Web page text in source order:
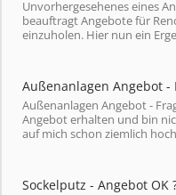
Unvorhergesehenes eines
beauftragt Angebote für
einzuholen. Hier nun ein
Außenanlagen Angebot -
Außenanlagen Angebot -
Angebot erhalten und bin
auf mich schon ziemlich
Sockelputz - Angebot OK